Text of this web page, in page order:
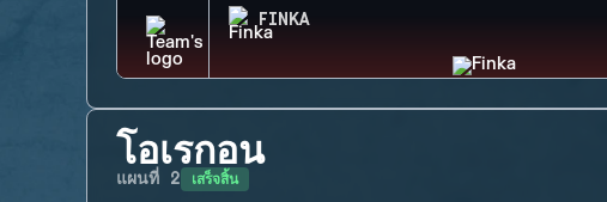
FINKA
โอเรกอน
แผนที่ 2 เสร็จสิ้น